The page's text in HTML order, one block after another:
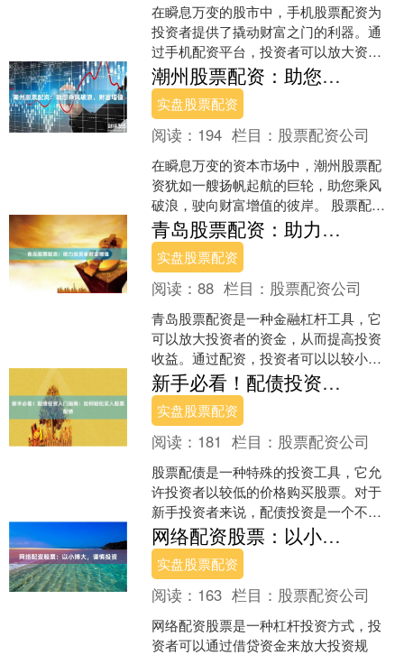
在瞬息万变的股市中，手机股票配资为
投资者提供了撬动财富之门的利器。通
过手机配资平台，投资者可以放大资金
杠杆，以小博大，轻松参与股市投资。
手机股票配资操作便捷，....
潮州股票配资：助您乘风破浪，财富增值
实盘股票配资
阅读： 194 栏目： 股票配资公司
在瞬息万变的资本市场中，潮州股票配
资犹如一艘扬帆起航的巨轮，助您乘风
破浪，驶向财富增值的彼岸。 股票配资
是一种杠杆投资方式，通过向配资公司
借用资金，放大投资者的....
青岛股票配资：助力投资者财富增值
实盘股票配资
阅读：88 栏目： 股票配资公司
青岛股票配资是一种金融杠杆工具，它
可以放大投资者的资金，从而提高投资
收益。通过配资，投资者可以以较小的
自有资金撬动更大的资金进行股票投
资，从而获得更高的收益。 ....
新手必看！配债投资入门指南：如何轻松买入股票配债
实盘股票配资
阅读： 181 栏目： 股票配资公司
股票配债是一种特殊的投资工具，它允
许投资者以较低的价格购买股票。对于
新手投资者来说，配债投资是一个不错
的选择，因为它风险较低，收益潜力
高。 **如何买入股票配债....
网络配资股票：以小博大，谨慎投资
实盘股票配资
阅读： 163 栏目： 股票配资公司
网络配资股票是一种杠杆投资方式，投
资者可以通过借贷资金来放大投资规